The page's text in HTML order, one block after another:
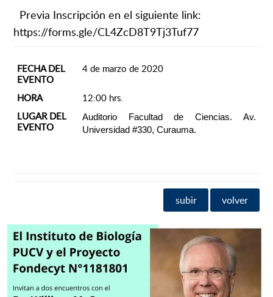
Previa Inscripción en el siguiente link:
https://forms.gle/CL4ZcD8T9Tj3Tuf77
FECHA DEL
EVENTO
4 de marzo de 2020
HORA
12:00 hrs.
LUGAR DEL
EVENTO
Auditorio Facultad de Ciencias. Av.
Universidad #330, Curauma.
subir volver